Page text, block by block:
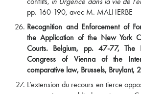
pp. 160-190, avec M. MALHERBE
Recognition and Enforcement of
the Application of the New York
Courts. Belgium, pp. 47-77, The
Congress of Vienna of the
comparative law, Brussels, Bruylant,
L’extension du recours en tierce